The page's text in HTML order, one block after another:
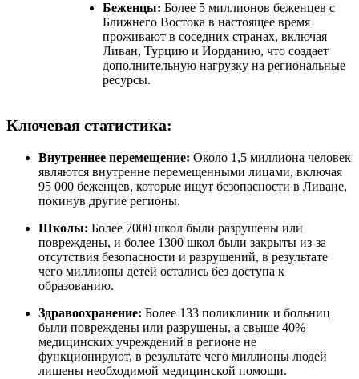
Беженцы: Более 5 миллионов беженцев с
Ближнего Востока в настоящее время
проживают в соседних странах, включая
Ливан, Турцию и Иорданию, что создает
дополнительную нагрузку на региональные
ресурсы.
Ключевая статистика:
Внутреннее перемещение: Около 1,5 миллиона человек
являются внутренне перемещенными лицами, включая
95 000 беженцев, которые ищут безопасности в Ливане,
покинув другие регионы.
Школы: Более 7000 школ были разрушены или
повреждены, и более 1300 школ были закрыты из-за
отсутствия безопасности и разрушений, в результате
чего миллионы детей остались без доступа к
образованию.
Здравоохранение: Более 133 поликлиник и больниц
были повреждены или разрушены, а свыше 40%
медицинских учреждений в регионе не
функционируют, в результате чего миллионы людей
лишены необходимой медицинской помощи.